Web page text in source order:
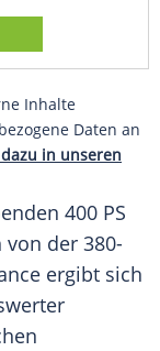
Inhalte
Daten an
in unseren
400 PS
der 380-
ergibt sich